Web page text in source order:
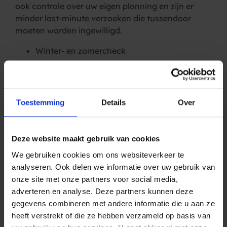
Toestemming Details Over
Deze website maakt gebruik van cookies
We gebruiken cookies om ons websiteverkeer te
analyseren. Ook delen we informatie over uw gebruik van
onze site met onze partners voor social media,
adverteren en analyse. Deze partners kunnen deze
gegevens combineren met andere informatie die u aan ze
heeft verstrekt of die ze hebben verzameld op basis van
ook controle over uw eigen planning en zijn er
minder last-minute verzoeken die tussendoor
moeten worden ingewilligd.
Winter- en zomercheck
Veel mensen rijden tegenwoordig in de winter naar
hun favoriete skibestemming, dat vraagt extra
wintersportliefhebbers op het belang van een
goed voorbereide reis (en auto). En laten uw
garage.
Auto klaar? Afhalen maar!
Simpel en doeltreffend: een SMS sturen om aan te
geven dat de auto klaar is en opgehaald kan
worden bij de garage of dealer. Veel sneller dan
bellen en u weet ook zeker dat u uw klant niet